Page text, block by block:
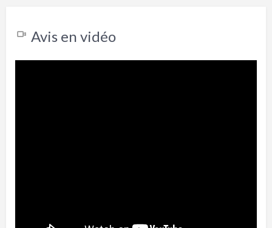
Avis en vidéo